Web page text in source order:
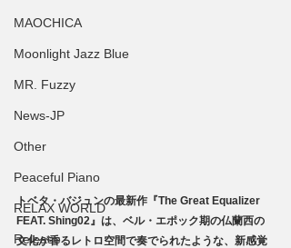
MAOCHICA
Moonlight Jazz Blue
MR. Fuzzy
News-JP
Other
Peaceful Piano
RELAX WORLD
Release
トベタ・バジュンの最新作『The Great Equalizer
FEAT. Shing02』は、ベル・エポック期の仏蘭西の
文化が香るレトロ空間で奏でられたような、新感覚